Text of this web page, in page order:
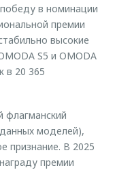
в номинации
премии
высокие
S5 и OMODA
в 20 365
моделей),
признание. В 2025
премии